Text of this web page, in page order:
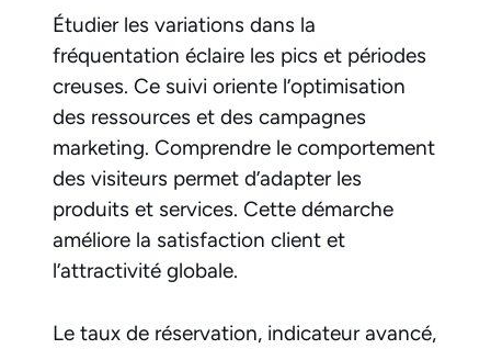
Étudier les variations dans la
fréquentation éclaire les pics et périodes
creuses. Ce suivi oriente l’optimisation
des ressources et des campagnes
marketing. Comprendre le comportement
des visiteurs permet d’adapter les
produits et services. Cette démarche
améliore la satisfaction client et
l’attractivité globale.
Le taux de réservation, indicateur avancé,